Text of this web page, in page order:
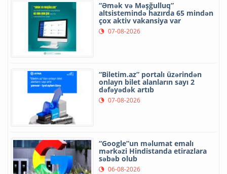
“Əmək və Məşğulluq”
altsistemində hazırda 65 mindən
çox aktiv vakansiya var
07-08-2026
“Biletim.az” portalı üzərindən
onlayn bilet alanların sayı 2
dəfəyədək artıb
07-08-2026
“Google”un məlumat emalı
mərkəzi Hindistanda etirazlara
səbəb olub
06-08-2026